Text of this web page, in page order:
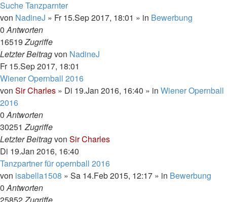
Suche Tanzparnter
von NadineJ » Fr 15.Sep 2017, 18:01 » in Bewerbung
0Antworten
16519Zugriffe
Letzter Beitragvon NadineJ
Fr 15.Sep 2017, 18:01
Wiener Opernball 2016
von Sir Charles » Di 19.Jan 2016, 16:40 » in Wiener Opernball
2016
0Antworten
30251Zugriffe
Letzter Beitragvon Sir Charles
Di 19.Jan 2016, 16:40
Tanzpartner für opernball 2016
von isabella1508 » Sa 14.Feb 2015, 12:17 » in Bewerbung
0Antworten